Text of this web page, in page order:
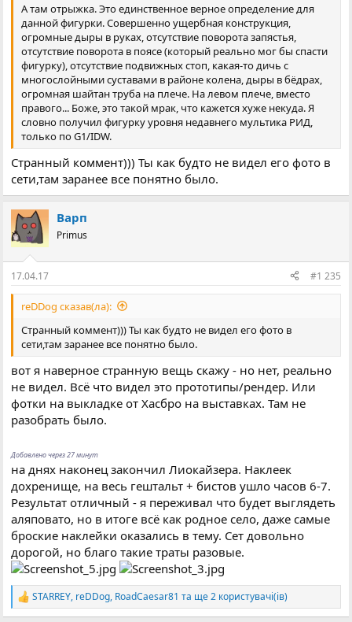
А там отрыжка. Это единственное верное определение для
данной фигурки. Совершенно ущербная конструкция,
огромные дыры в руках, отсутствие поворота запястья,
отсутствие поворота в поясе (который реально мог бы спасти
фигурку), отсутствие подвижных стоп, какая-то дичь с
многослойными суставами в районе колена, дыры в бёдрах,
огромная шайтан труба на плече. На левом плече, вместо
правого... Боже, это такой мрак, что кажется хуже некуда. Я
словно получил фигурку уровня недавнего мультика РИД,
только по G1/IDW.
Странный коммент))) Ты как будто не видел его фото в
сети,там заранее все понятно было.
Варп
Primus
17.04.17 #1 235
reDDog сказав(ла):
Странный коммент))) Ты как будто не видел его фото в
сети,там заранее все понятно было.
вот я наверное странную вещь скажу - но нет, реально
не видел. Всё что видел это прототипы/рендер. Или
фотки на выкладке от Хасбро на выставках. Там не
разобрать было.
Добавлено через 27 минут
на днях наконец закончил Лиокайзера. Наклеек
дохренище, на весь гештальт + бистов ушло часов 6-7.
Результат отличный - я переживал что будет выглядеть
аляповато, но в итоге всё как родное село, даже самые
броские наклейки оказались в тему. Сет довольно
дорогой, но благо такие траты разовые.
Р
е
STARREY, reDDog, RoadCaesar81 та ще 2 користувачі(ів)